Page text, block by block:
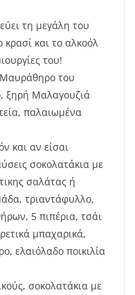
τη μεγάλη του
κρασί και το αλκοόλ
του!
Μαυράθηρο του
ξηρή Μαλαγουζιά
παλαιωμένα
και αν είσαι
σοκολατάκια με
σαλάτας ή
τριαντάφυλλο,
5 πιπέρια, τσάι
μπαχαρικά,
ελαιόλαδο ποικιλία
σοκολατάκια με